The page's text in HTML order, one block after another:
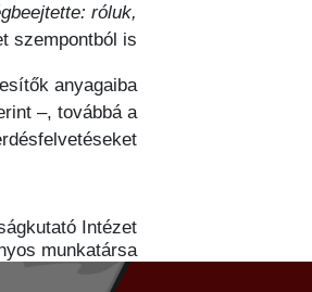
róluk,
szempontból is.
anyagaiba
–, továbbá a
Intézet
munkatársa